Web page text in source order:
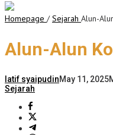
Homepage / Sejarah Alun-
Alun-Alun
latif syaipudinMay 11, 2025
Sejarah